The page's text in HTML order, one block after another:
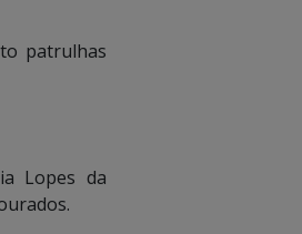
patrulhas
Lopes da